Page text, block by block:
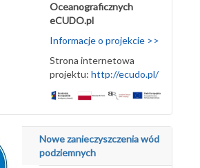
Oceanograficznych
eCUDO.pl
Informacje o projekcie >>
Strona internetowa
projektu: http://ecudo.pl/
Nowe zanieczyszczenia wód
podziemnych